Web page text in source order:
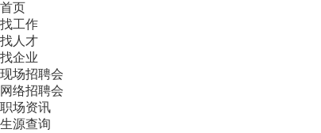
首页
找工作
找人才
找企业
现场招聘会
网络招聘会
职场资讯
生源查询